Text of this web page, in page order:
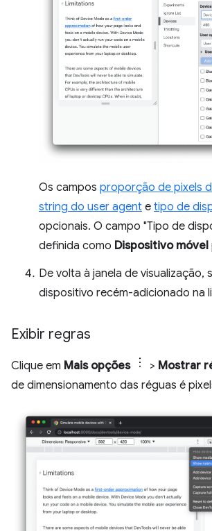
Os campos proporção de pixels
string do user agent e tipo de
opcionais. O campo "Tipo de
definida como Dispositivo móvel
De volta à janela de visualização,
dispositivo recém-adicionado na
Exibir regras
Clique em Mais opções > Mostrar
de dimensionamento das réguas é